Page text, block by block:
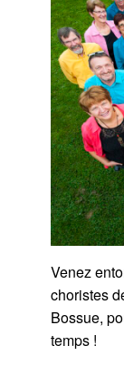
Venez
choristes
Bossue,
temps !